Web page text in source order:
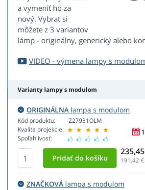
a vymeniť ho za
nový. Vybrať si
môžete z 3 variantov
lámp - originálny, generický alebo
VIDEO - výmena lampy s
Varianty lampy s modulom
ORIGINÁLNA lampa s modulom
Kód produktu:
Kvalita projekcie:
Spoľahlivosť:
Z27931OLM
191,42
ZNAČKOVÁ lampa s modulom